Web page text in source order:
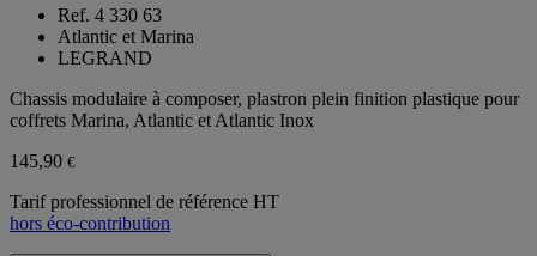
Ref. 4 330 63
Atlantic et Marina
LEGRAND
Chassis modulaire à composer, plastron plein finition plastique pour
coffrets Marina, Atlantic et Atlantic Inox
145,90 €
Tarif professionnel de référence HT
hors éco-contribution